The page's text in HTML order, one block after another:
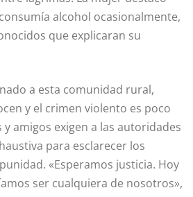
alcohol ocasionalmente,
que explicaran su
a esta comunidad rural,
y el crimen violento es poco
amigos exigen a las autoridades
para esclarecer los
«Esperamos justicia. Hoy
ser cualquiera de nosotros»,